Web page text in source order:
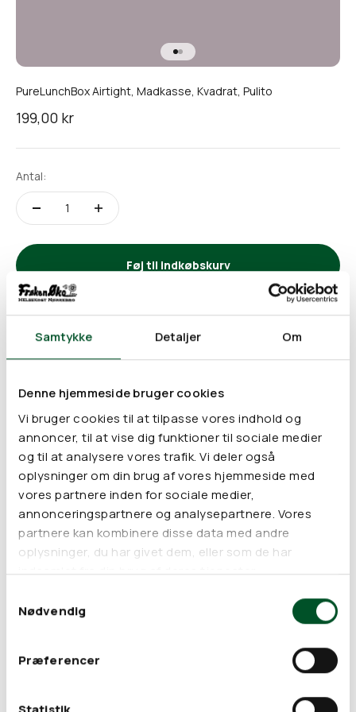
Samtykke Detaljer Om
Denne hjemmeside bruger cookies
Vi bruger cookies til at tilpasse vores indhold og
annoncer, til at vise dig funktioner til sociale medier
og til at analysere vores trafik. Vi deler også
oplysninger om din brug af vores hjemmeside med
vores partnere inden for sociale medier,
annonceringspartnere og analysepartnere. Vores
partnere kan kombinere disse data med andre
oplysninger, du har givet dem, eller som de har
indsamlet fra din brug af deres tjenester.
Nødvendig
Præferencer
Gå til element 1
Gå til element 2
PureLunchBox Airtight, Madkasse, Kvadrat, Pulito
Salgspris
199,00 kr
Antal:
Føj til indkøbskurv
PureLunchbox Airtight Kvadrat er en praktisk madkasse
men er ikke 100% vandtæt.
Madkassen passer perfekt i størrelse til et måltid – f.eks. hvis
du har frokost eller aftensmad med på farten.
PureLunchBox Airtight Kvadrat udmærker sig ved sit enkle
klassiske design og sin slidstyrke. Med madkassen er du
sikker på at undgå hormonforstyrrende stoffer og ftalater fra
plastik, og derudover har du en madkasse som vil holde hele
livet og spare miljøet for en masse unødig
engangsemballage i form af folier, staniol, plastikposer og
anden engangsemballage.
Materiale:
Fødevaregodkendt rustfrit stål og silikone
155 x 155 x 70 mm. Rummer 1150 ml
Fri fra: